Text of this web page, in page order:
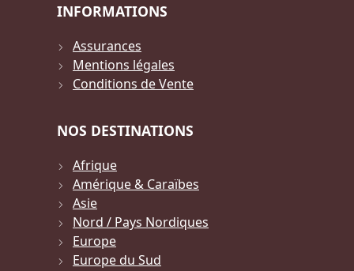
INFORMATIONS
Assurances
Mentions légales
Conditions de Vente
NOS DESTINATIONS
Afrique
Amérique & Caraïbes
Asie
Nord / Pays Nordiques
Europe
Europe du Sud